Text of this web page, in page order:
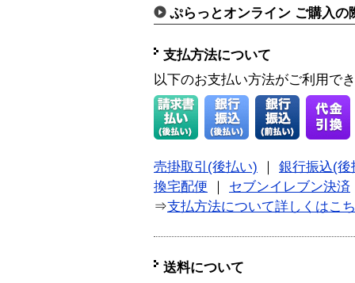
ぷらっとオンライン ご購入の
支払方法について
以下のお支払い方法がご利用で
売掛取引(後払い)
銀行振込(後
換宅配便
セブンイレブン決済
⇒支払方法について詳しくはこ
送料について